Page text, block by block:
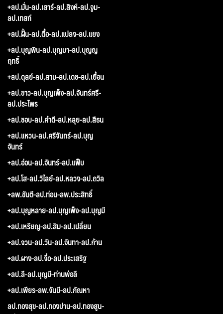
+ลป.มั่น-ลป.เสาร์-ลป.สิงห์-ลป.จูม-
ลป.เทสก์
+ลป.ฝั้น-ลป.ตื้อ-ลป.แปลง-ลป.แยง
+ลป.บุญพิน-ลป.บุญมา-ลป.บุญญ
ฤทธิ์
+ลป.ดุลย์-ลป.สาม-ลป.เดช-ลป.เยื้อน
+ลป.ขาว-ลป.บุญเพ็ง-ลป.จันทร์ศรี-
ลป.ประไพร
+ลป.ชอบ-ลป.คำดี-ลป.หลุย-ลป.สีธน
+ลป.แหวน-ลป.ศรีจันทร์-ลป.บุญ
จันทร์
+ลป.อ่อน-ลป.จันทร์-ลป.แฟ็บ
+ลป.โส-ลป.วิไลย์-ลป.หลวง-ลป.ถวิล
+ลพ.ขันตี-ลป.ท่อน-ลพ.ประสิทธิ์
+ลป.บุญหลาย-ลป.บุญเพ็ง-ลป.บุญมี
+ลป.เหรียญ-ลป.สิม-ลป.เปลี่ยน
+ลป.จวน-ลป.วัน-ลป.จันทา-ลป.ก้าน
+ลป.ผาง-ลป.จื่อ-ลป.ประเสริฐ
+ลป.ลี-ลป.บุญมี-ท่านพ่อลี
+ลป.เพียร-ลพ.จันมี-ลป.กัณหา
ลป.ทองสุข-ลป.ทองปาน-ลป.ทองสูน-